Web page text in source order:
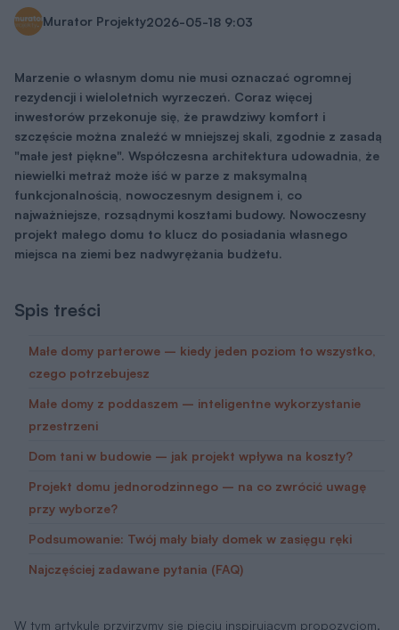
Murator Projekty2026-05-18 9:03
Marzenie o własnym domu nie musi oznaczać ogromnej
rezydencji i wieloletnich wyrzeczeń. Coraz więcej
inwestorów przekonuje się, że prawdziwy komfort i
szczęście można znaleźć w mniejszej skali, zgodnie z zasadą
"małe jest piękne". Współczesna architektura udowadnia, że
niewielki metraż może iść w parze z maksymalną
funkcjonalnością, nowoczesnym designem i, co
najważniejsze, rozsądnymi kosztami budowy. Nowoczesny
projekt małego domu to klucz do posiadania własnego
miejsca na ziemi bez nadwyrężania budżetu.
Spis treści
Małe domy parterowe – kiedy jeden poziom to wszystko,
czego potrzebujesz
Małe domy z poddaszem – inteligentne wykorzystanie
przestrzeni
Dom tani w budowie – jak projekt wpływa na koszty?
Projekt domu jednorodzinnego – na co zwrócić uwagę
przy wyborze?
Podsumowanie: Twój mały biały domek w zasięgu ręki
Najczęściej zadawane pytania (FAQ)
W tym artykule przyjrzymy się pięciu inspirującym propozycjom,